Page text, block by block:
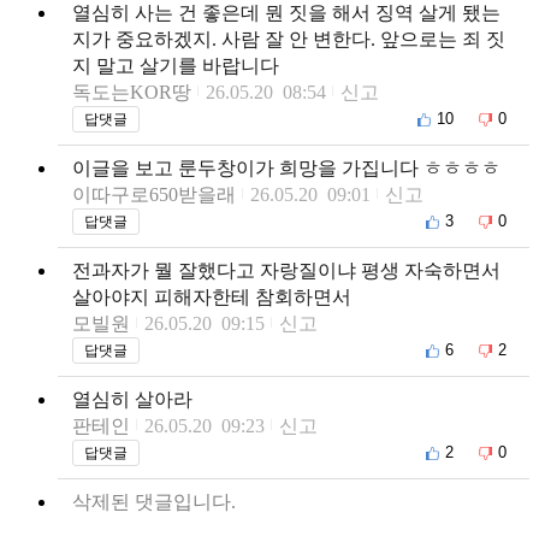
열심히 사는 건 좋은데 뭔 짓을 해서 징역 살게 됐는
지가 중요하겠지. 사람 잘 안 변한다. 앞으로는 죄 짓
지 말고 살기를 바랍니다
독도는KOR땅
26.05.20 08:54 신고
답댓글 10 0
이글을 보고 룬두창이가 희망을 가집니다 ㅎㅎㅎㅎ
이따구로650받을래
26.05.20 09:01 신고
답댓글 3 0
전과자가 뭘 잘했다고 자랑질이냐 평생 자숙하면서
살아야지 피해자한테 참회하면서
모빌원
26.05.20 09:15 신고
답댓글 6 2
열심히 살아라
판테인
26.05.20 09:23 신고
답댓글 2 0
삭제된 댓글입니다.